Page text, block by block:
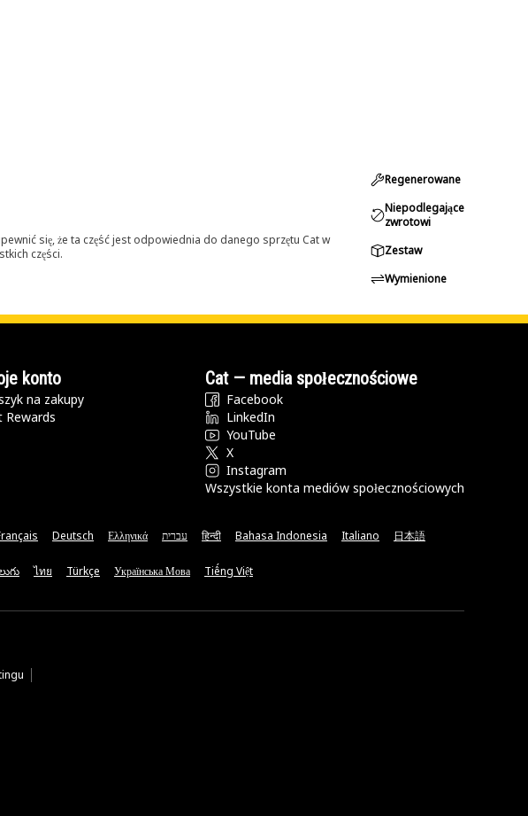
się, że ta część jest odpowiednia do danego sprzętu Cat w
części.
Regenerowane
Niepodlegające
zwrotowi
Zestaw
Wymienione
konto
na zakupy
Rewards
Cat — media społecznościowe
Facebook
LinkedIn
YouTube
X
Instagram
Wszystkie konta mediów społecznościowych
Deutsch Ελληνικά עברית हिन्दी Bahasa Indonesia Italiano 日本語
ไทย Türkçe Українська Мова Tiếng Việt